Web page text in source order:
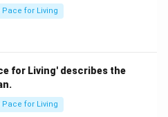
Pace for Living
for Living' describes the
Pace for Living